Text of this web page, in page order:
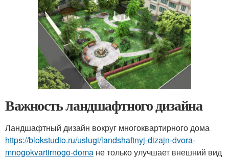
Важность ландшафтного дизайна
Ландшафтный дизайн вокруг многоквартирного дома
https://blokstudio.ru/uslugi/landshaftnyj-dizajn-dvora-
mnogokvartirnogo-doma не только улучшает внешний вид